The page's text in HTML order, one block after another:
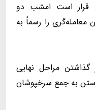
قرار است امشب دو
معامله‌گری را رسماً به
مراحل نهایی
به جمع سرخپوشان